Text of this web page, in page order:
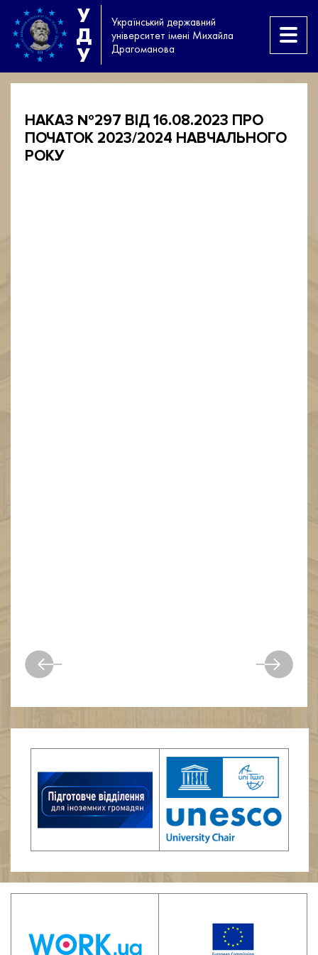
У
Д
У
Український державний
університет імені Михайла
Драгоманова
НАКАЗ №297 ВІД 16.08.2023 ПРО
ПОЧАТОК 2023/2024 НАВЧАЛЬНОГО
РОКУ